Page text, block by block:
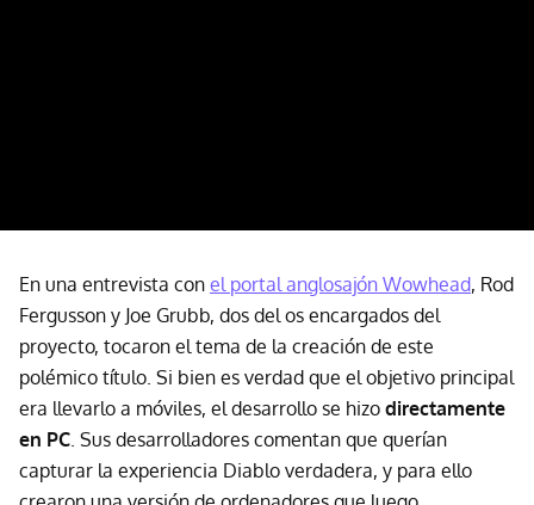
En una entrevista con el portal anglosajón Wowhead, Rod
Fergusson y Joe Grubb, dos del os encargados del
proyecto, tocaron el tema de la creación de este
polémico título. Si bien es verdad que el objetivo principal
era llevarlo a móviles, el desarrollo se hizo directamente
en PC . Sus desarrolladores comentan que querían
capturar la experiencia Diablo verdadera, y para ello